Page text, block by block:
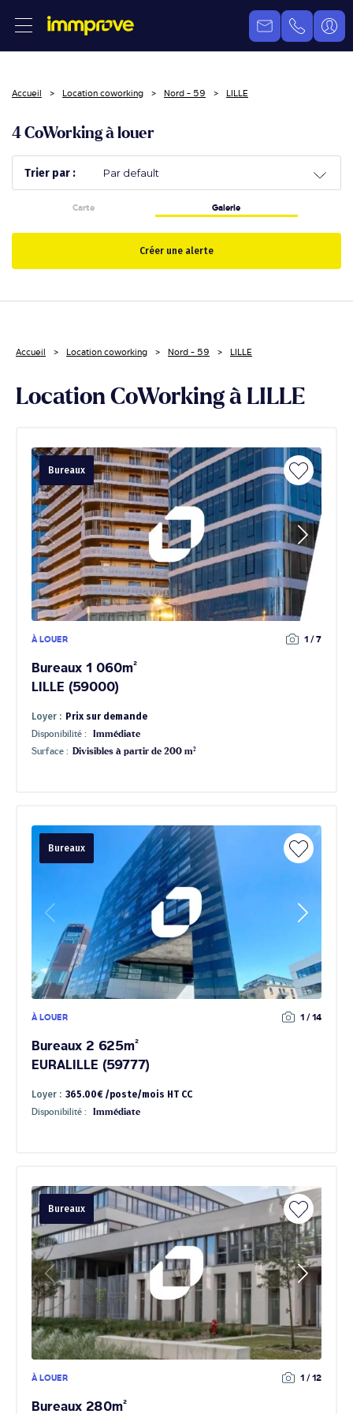
Accueil Location coworking Nord - 59 LILLE
4 CoWorking à louer
Trier par :
Carte Galerie
Créer une alerte
Accueil Location coworking Nord - 59 LILLE
Location CoWorking à LILLE
Bureaux
À LOUER 1 / 7
Bureaux 1 060m²
LILLE (59000)
Loyer : Prix sur demande
Disponibilité :
Immédiate
Surface : Divisibles à partir de 200 m²
Bureaux
À LOUER 1 / 14
Bureaux 2 625m²
EURALILLE (59777)
Loyer : 365.00€ /poste/mois HT CC
Disponibilité : Immédiate
Bureaux
À LOUER 1 / 12
Bureaux 280m²